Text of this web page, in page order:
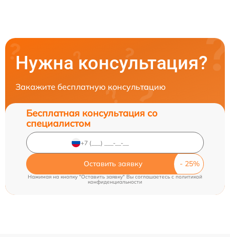
Нужна консультация?
Закажите бесплатную консультацию
Бесплатная консультация со
специалистом
Оставить заявку
Нажимая на кнопку "Оставить заявку" Вы соглашаетесь cполитикой
конфиденциальности